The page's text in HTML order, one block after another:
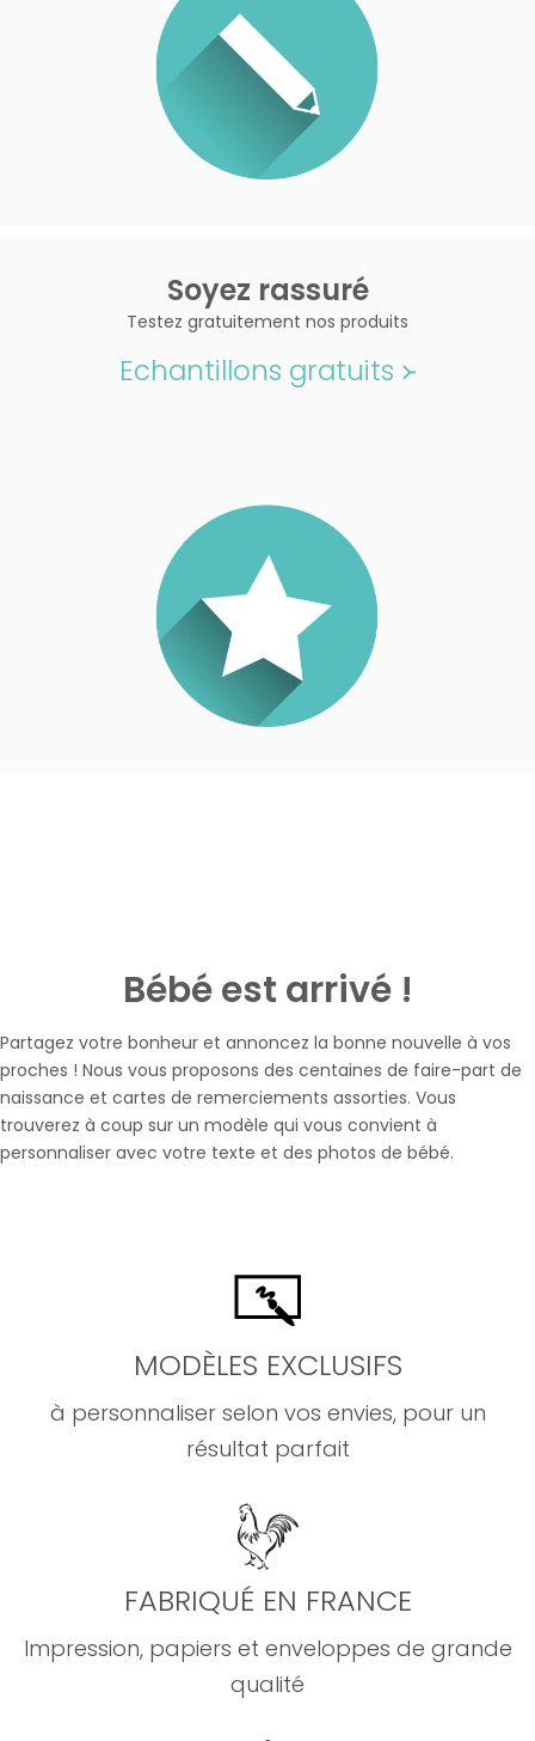
Soyez rassuré
Testez gratuitement nos produits
Echantillons gratuits ᚛
Bébé est arrivé !
Partagez votre bonheur et annoncez la bonne nouvelle à vos
proches ! Nous vous proposons des centaines de faire-part de
naissance et cartes de remerciements assorties. Vous
trouverez à coup sur un modèle qui vous convient à
personnaliser avec votre texte et des photos de bébé.
MODÈLES EXCLUSIFS
à personnaliser selon vos envies, pour un
résultat parfait
FABRIQUÉ EN FRANCE
Impression, papiers et enveloppes de grande
qualité